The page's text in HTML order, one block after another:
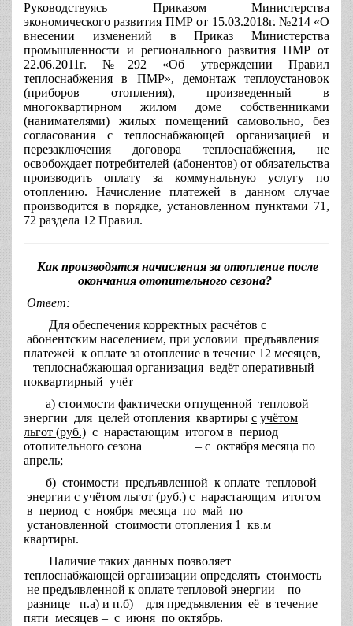
Руководствуясь Приказом Министерства
экономического развития ПМР от 15.03.2018г. №214 «О
внесении изменений в Приказ Министерства
промышленности и регионального развития ПМР от
22.06.2011г. №292 «Об утверждении Правил
теплоснабжения в ПМР», демонтаж теплоустановок
(приборов отопления), произведенный в
многоквартирном жилом доме собственниками
(нанимателями) жилых помещений самовольно, без
согласования с теплоснабжающей организацией и
перезаключения договора теплоснабжения, не
освобождает потребителей (абонентов) от обязательства
производить оплату за коммунальную услугу по
отоплению. Начисление платежей в данном случае
производится в порядке, установленном пунктами 71,
72 раздела 12 Правил.
Как производятся начисления за отопление после
окончания отопительного сезона?
Ответ:
Для обеспечения корректных расчётов с
абонентским населением, при условии предъявления
платежей к оплате за отопление в течение 12 месяцев,
теплоснабжающая организация ведёт оперативный
поквартирный учёт
а) стоимости фактически отпущенной тепловой
энергии для целей отопления квартиры с учётом
льгот (руб.) с нарастающим итогом в период
отопительного сезона – с октября месяца по
апрель;
б) стоимости предъявленной к оплате тепловой
энергии с учётом льгот (руб.) с нарастающим итогом
в период с ноября месяца по май по
установленной стоимости отопления 1 кв.м
квартиры.
Наличие таких данных позволяет
теплоснабжающей организации определять стоимость
не предъявленной к оплате тепловой энергии по
разнице п.а) и п.б) для предъявления её в течение
пяти месяцев – с июня по октябрь.